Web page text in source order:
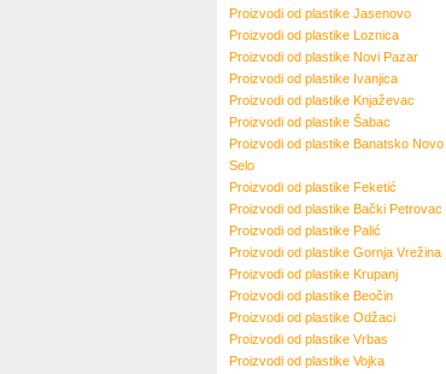
Proizvodi od plastike Jasenovo
Proizvodi od plastike Loznica
Proizvodi od plastike Novi Pazar
Proizvodi od plastike Ivanjica
Proizvodi od plastike Knjaževac
Proizvodi od plastike Šabac
Proizvodi od plastike Banatsko Novo
Selo
Proizvodi od plastike Feketić
Proizvodi od plastike Bački Petrovac
Proizvodi od plastike Palić
Proizvodi od plastike Gornja Vrežina
Proizvodi od plastike Krupanj
Proizvodi od plastike Beočin
Proizvodi od plastike Odžaci
Proizvodi od plastike Vrbas
Proizvodi od plastike Vojka